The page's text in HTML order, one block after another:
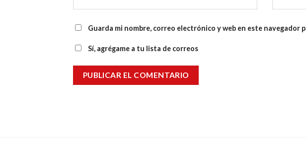
Guarda mi nombre, correo electrónico y web en este navegador
Sí, agrégame a tu lista de correos